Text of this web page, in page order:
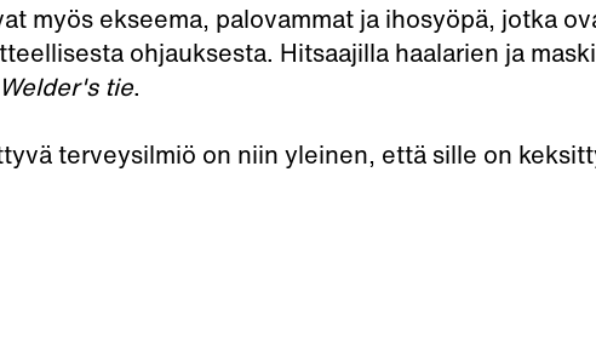
myös ekseema, palovammat ja ihosyöpä, jotka
ohjauksesta. Hitsaajilla haalarien ja
Welder's tie.
terveysilmiö on niin yleinen, että sille on